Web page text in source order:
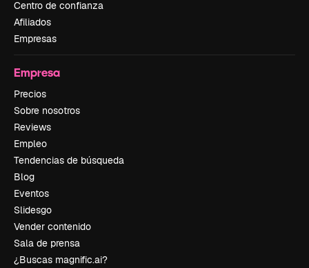
Centro de confianza
Afiliados
Empresas
Empresa
Precios
Sobre nosotros
Reviews
Empleo
Tendencias de búsqueda
Blog
Eventos
Slidesgo
Vender contenido
Sala de prensa
¿Buscas magnific.ai?